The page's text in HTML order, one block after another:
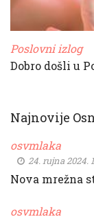
Poslovni izlog
Dobro došli u
Najnovije
osvmlaka
24. rujna 2024.
Nova mrežna
osvmlaka